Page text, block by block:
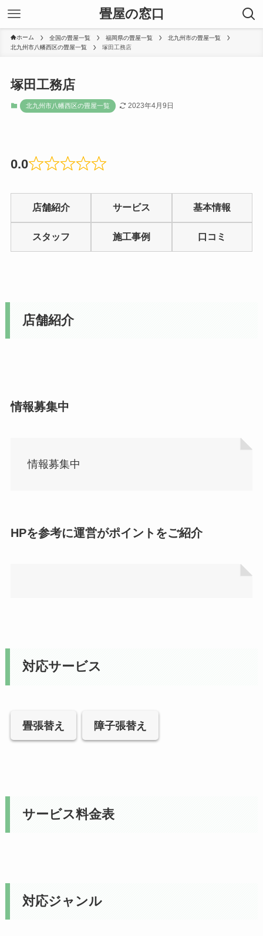
畳屋の窓口
ホーム 全国の畳屋一覧 福岡県の畳屋一覧
北九州市の畳屋一覧
北九州市八幡西区の畳屋一覧
塚田工務店
塚田工務店
北九州市八幡西区の畳屋一覧 2023年4月9日
0.0
Rated
0
out
5
店舗紹介 サービス 基本情報
スタッフ 施工事例 口コミ
店舗紹介
情報募集中
情報募集中
HPを参考に運営がポイントをご紹介
対応サービス
畳張替え 障子張替え
サービス料金表
対応ジャンル